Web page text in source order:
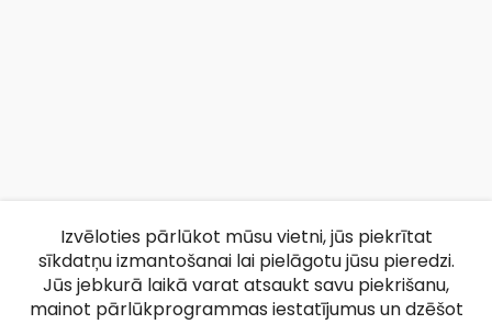
Izvēloties pārlūkot mūsu vietni, jūs piekrītat
sīkdatņu izmantošanai lai pielāgotu jūsu pieredzi.
Jūs jebkurā laikā varat atsaukt savu piekrišanu,
mainot pārlūkprogrammas iestatījumus un dzēšot